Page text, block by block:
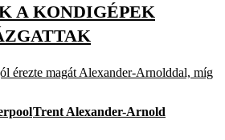
A KONDIGÉPEK
érezte magát Alexander-Arnolddal, míg
Trent Alexander-Arnold